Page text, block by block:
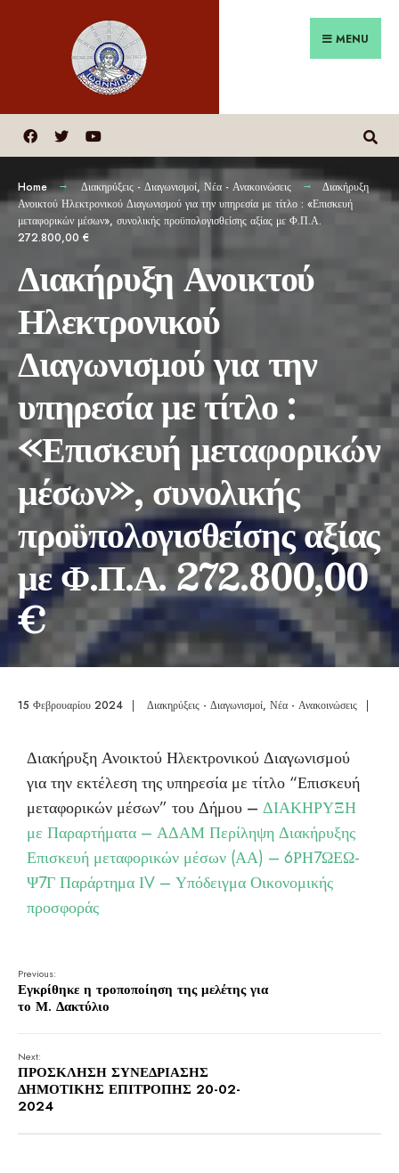
MENU
Home Διακηρύξεις - Διαγωνισμοί, Νέα - Ανακοινώσεις
Διακήρυξη
Ανοικτού Ηλεκτρονικού Διαγωνισμού για την υπηρεσία με τίτλο : «Επισκευή
μεταφορικών μέσων», συνολικής προϋπολογισθείσης αξίας με Φ.Π.Α.
272.800,00 €
Διακήρυξη Ανοικτού
Ηλεκτρονικού
Διαγωνισμού για την
υπηρεσία με τίτλο :
«Επισκευή μεταφορικών
μέσων», συνολικής
προϋπολογισθείσης αξίας
με Φ.Π.Α. 272.800,00
€
15 Φεβρουαρίου 2024 | Διακηρύξεις - Διαγωνισμοί, Νέα - Ανακοινώσεις |
Διακήρυξη Ανοικτού Ηλεκτρονικού Διαγωνισμού
για την εκτέλεση της υπηρεσία με τίτλο “Επισκευή
μεταφορικών μέσων” του Δήμου – ΔΙΑΚΗΡΥΞΗ
με Παραρτήματα – ΑΔΑΜΠερίληψη Διακήρυξης
Επισκευή μεταφορικών μέσων (ΑΑ) – 6ΡΗ7ΩΕΩ-
Ψ7ΓΠαράρτημα ΙV – Υπόδειγμα Οικονομικής
προσφοράς
Previous:
Εγκρίθηκε η τροποποίηση της μελέτης για
το Μ. Δακτύλιο
Next:
ΠΡΟΣΚΛΗΣΗ ΣΥΝΕΔΡΙΑΣΗΣ
ΔΗΜΟΤΙΚΗΣ ΕΠΙΤΡΟΠΗΣ 20-02-
2024